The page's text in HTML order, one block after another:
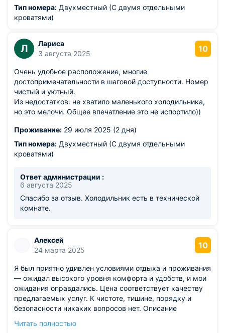
замечательно расположились наши чемоданы.
Обязательно рекоменлуем данный отель для
Из недостатков: одна рекомендация. Тумбочка. Она
маленькая. И по вместительности и по площади.
было маловато. Но это ерунда по сравнению с другими
плюсами.
Тип номера: Двухместный (С двумя отдельными
кроватями)
Л
Лариса
3 августа 2025
10
Очень удобное расположение, многие
достопримечательности в шаговой доступности. Номер
чистый и уютный.
Из недостатков: не хватило маленького холодильника,
но это мелочи. Общее впечатление это не испортило))
Проживание: 29 июля 2025 (2 дня)
Тип номера: Двухместный (С двумя отдельными
кроватями)
Ответ администрации :
6 августа 2025
Спасибо за отзыв. Холодильник есть в технической
комнате.
Алексей
24 марта 2025
10
Я был приятно удивлен условиями отдыха и проживания
— ожидал высокого уровня комфорта и удобств, и мои
ожидания оправдались. Цена соответствует качеству
предлагаемых услуг. К чистоте, тишине, порядку и
безопасности никаких вопросов нет. Описание
пребывания тут не возникло ни одного негативного
Читать полностью